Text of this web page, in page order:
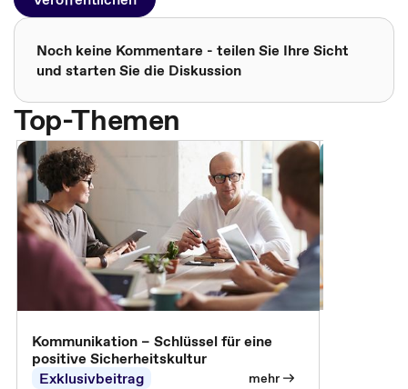
Noch keine Kommentare - teilen Sie Ihre Sicht
und starten Sie die Diskussion
Top-Themen
Kommunikation – Schlüssel für eine
positive Sicherheitskultur
Exklusivbeitrag
mehr